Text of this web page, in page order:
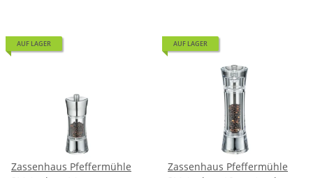
AUF LAGER
Zassenhaus Pfeffermühle
AUF LAGER
Zassenhaus Pfeffermühle